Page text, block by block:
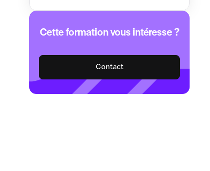
Cette formation vous intéresse ?
Contact